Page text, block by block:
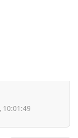
10:01:49